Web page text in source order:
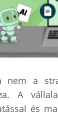
nem a
A
és